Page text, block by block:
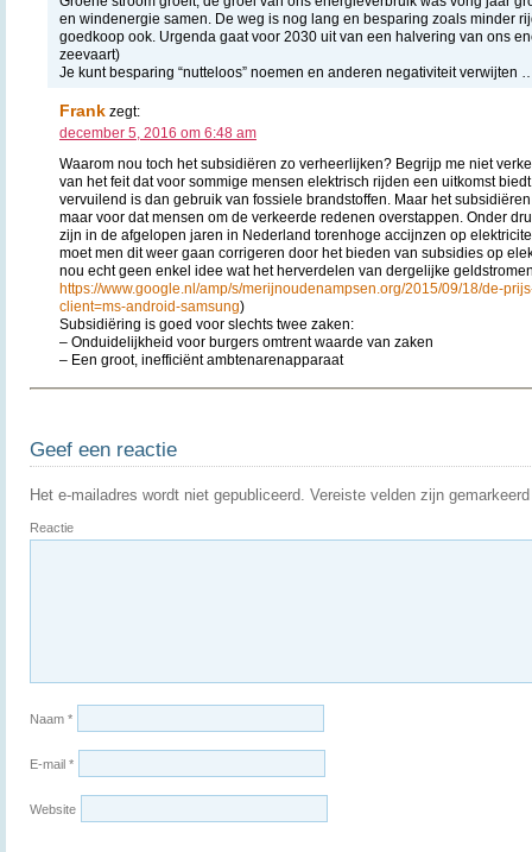
en windenergie samen. De weg is nog lang en besparing zoals minder
goedkoop ook. Urgenda gaat voor 2030 uit van een halvering van ons
zeevaart)
Je kunt besparing “nutteloos” noemen en anderen negativiteit verwijten
Frank zegt:
december 5, 2016 om 6:48 am
Waarom nou toch het subsidiëren zo verheerlijken? Begrijp me niet
van het feit dat voor sommige mensen elektrisch rijden een uitkomst
vervuilend is dan gebruik van fossiele brandstoffen. Maar het
maar voor dat mensen om de verkeerde redenen overstappen. Onder
zijn in de afgelopen jaren in Nederland torenhoge accijnzen op
moet men dit weer gaan corrigeren door het bieden van subsidies op
nou echt geen enkel idee wat het herverdelen van dergelijke
https://www.google.nl/amp/s/merijnoudenampsen.org/2015/09/18/de-
client=ms-android-samsung)
Subsidiëring is goed voor slechts twee zaken:
– Onduidelijkheid voor burgers omtrent waarde van zaken
– Een groot, inefficiënt ambtenarenapparaat
Geef een reactie
Het e-mailadres wordt niet gepubliceerd. Vereiste velden zijn
Reactie
Naam *
E-mail *
Website